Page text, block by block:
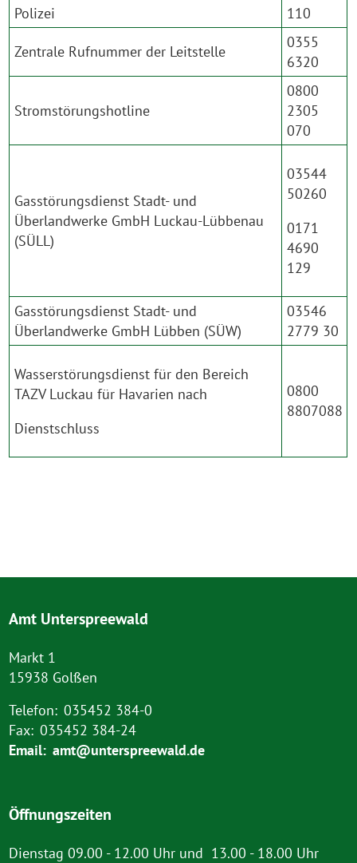
Polizei
110
Zentrale Rufnummer der Leitstelle
0355
6320
Stromstörungshotline
0800
2305
070
Gasstörungsdienst Stadt- und
Überlandwerke GmbH Luckau-Lübbenau
(SÜLL)
03544
50260
0171
4690
129
Gasstörungsdienst Stadt- und
Überlandwerke GmbH Lübben (SÜW)
03546
2779 30
Wasserstörungsdienst für den Bereich
TAZV Luckau für Havarien nach
Dienstschluss
0800
8807088
Amt Unterspreewald
Markt 1
15938 Golßen
Telefon: 035452 384-0
Fax: 035452 384-24
Email: amt@unterspreewald.de
Öffnungszeiten
Dienstag 09.00 - 12.00 Uhr und 13.00 - 18.00 Uhr